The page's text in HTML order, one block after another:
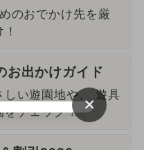
のおでかけ先を厳
お出かけガイド
しい遊園地や、 遊具
をチェック！ ×